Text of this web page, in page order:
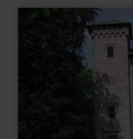
savoir
sur
:
château